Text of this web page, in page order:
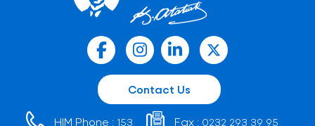
Contact Us
HIM Phone : 153 Fax : 0232 293 39 95